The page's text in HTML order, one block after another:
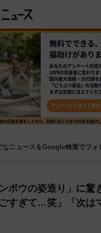
なニュースをGoogle検索でフォ
ボウの姿造り」に驚
すぎて…笑」「次は